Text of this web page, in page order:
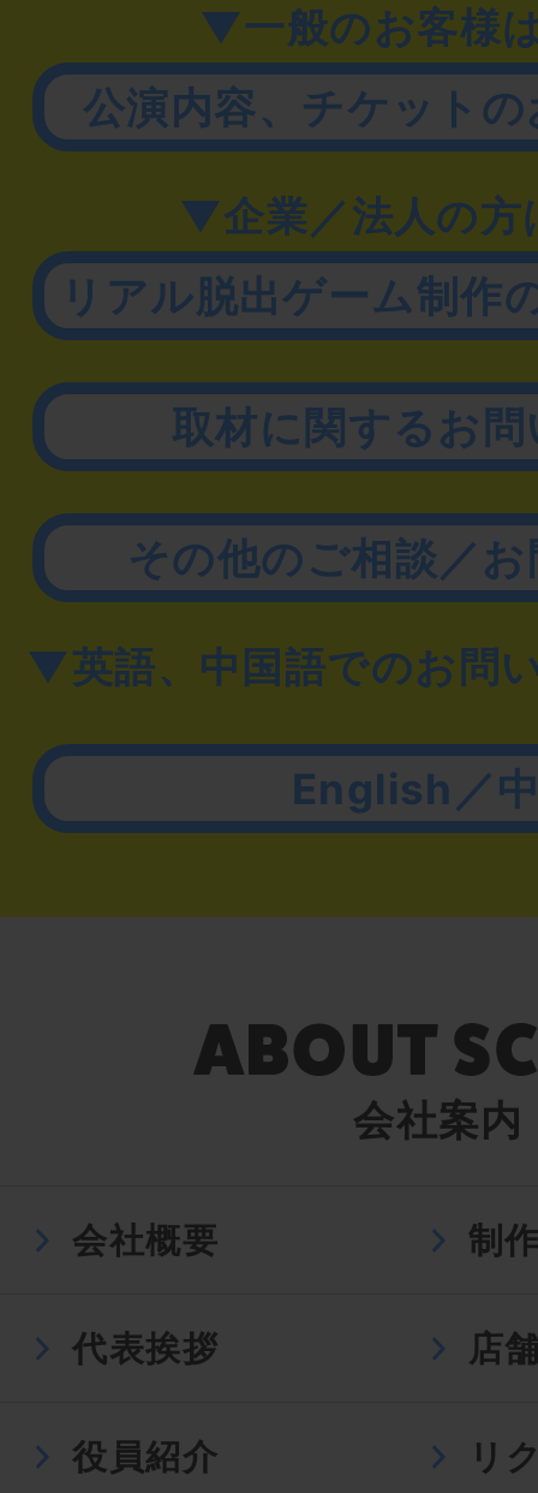
▼一般のお客様
公演内容、チケット
▼企業／法人の方
リアル脱出ゲーム制作
取材に関するお
その他のご相談／
▼英語、中国語でのお問
English／
会社案内
会社概要 制
代表挨拶 店
役員紹介 リ